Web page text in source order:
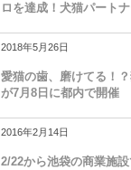
ロを達成！犬猫パート
2018年5月26日
愛猫の歯、磨けてる！
が7月8日に都内で開催
2016年2月14日
2/22から池袋の商業施